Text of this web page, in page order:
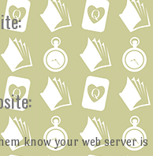
know your web server is